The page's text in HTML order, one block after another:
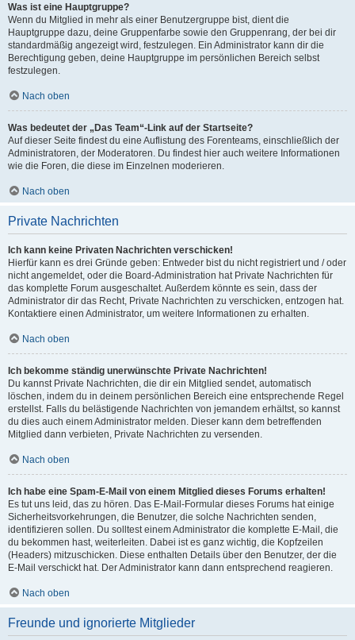
Was ist eine Hauptgruppe?
Wenn du Mitglied in mehr als einer Benutzergruppe bist, dient die
Hauptgruppe dazu, deine Gruppenfarbe sowie den Gruppenrang, der bei dir
standardmäßig angezeigt wird, festzulegen. Ein Administrator kann dir die
Berechtigung geben, deine Hauptgruppe im persönlichen Bereich selbst
festzulegen.
Nach oben
Was bedeutet der „Das Team“-Link auf der Startseite?
Auf dieser Seite findest du eine Auflistung des Forenteams, einschließlich der
Administratoren, der Moderatoren. Du findest hier auch weitere Informationen
wie die Foren, die diese im Einzelnen moderieren.
Nach oben
Private Nachrichten
Ich kann keine Privaten Nachrichten verschicken!
Hierfür kann es drei Gründe geben: Entweder bist du nicht registriert und / oder
nicht angemeldet, oder die Board-Administration hat Private Nachrichten für
das komplette Forum ausgeschaltet. Außerdem könnte es sein, dass der
Administrator dir das Recht, Private Nachrichten zu verschicken, entzogen hat.
Kontaktiere einen Administrator, um weitere Informationen zu erhalten.
Nach oben
Ich bekomme ständig unerwünschte Private Nachrichten!
Du kannst Private Nachrichten, die dir ein Mitglied sendet, automatisch
löschen, indem du in deinem persönlichen Bereich eine entsprechende Regel
erstellst. Falls du belästigende Nachrichten von jemandem erhältst, so kannst
du dies auch einem Administrator melden. Dieser kann dem betreffenden
Mitglied dann verbieten, Private Nachrichten zu versenden.
Nach oben
Ich habe eine Spam-E-Mail von einem Mitglied dieses Forums erhalten!
Es tut uns leid, das zu hören. Das E-Mail-Formular dieses Forums hat einige
Sicherheitsvorkehrungen, die Benutzer, die solche Nachrichten senden,
identifizieren sollen. Du solltest einem Administrator die komplette E-Mail, die
du bekommen hast, weiterleiten. Dabei ist es ganz wichtig, die Kopfzeilen
(Headers) mitzuschicken. Diese enthalten Details über den Benutzer, der die
E-Mail verschickt hat. Der Administrator kann dann entsprechend reagieren.
Nach oben
Freunde und ignorierte Mitglieder